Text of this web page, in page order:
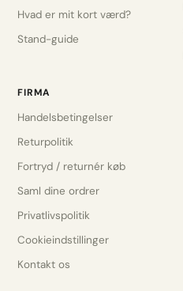
Hvad er mit kort værd?
Stand-guide
FIRMA
Handelsbetingelser
Returpolitik
Fortryd / returnér køb
Saml dine ordrer
Privatlivspolitik
Cookieindstillinger
Kontakt os